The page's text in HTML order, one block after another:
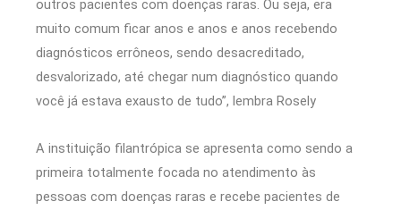
outros pacientes com doenças raras. Ou seja, era
muito comum ficar anos e anos e anos recebendo
diagnósticos errôneos, sendo desacreditado,
desvalorizado, até chegar num diagnóstico quando
você já estava exausto de tudo”, lembra Rosely
A instituição filantrópica se apresenta como sendo a
primeira totalmente focada no atendimento às
pessoas com doenças raras e recebe pacientes de